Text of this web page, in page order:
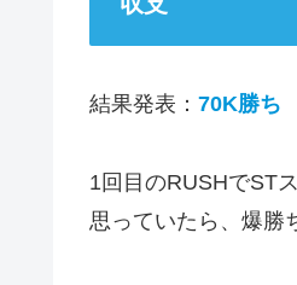
結果発表： 70K勝ち
1回目のRUSHでST
思っていたら、爆勝